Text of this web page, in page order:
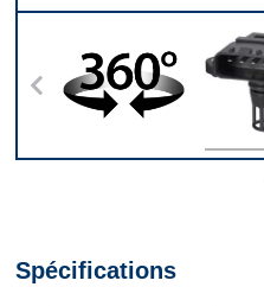
Spécifications